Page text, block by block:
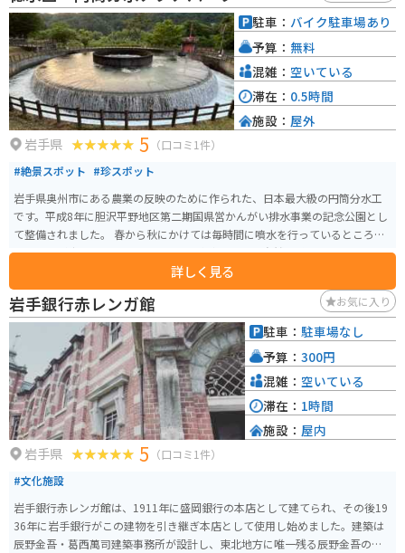
としても最適です。駐車場も広く、トイレも完備されているので、安心して
休むことができます。周辺には、岩手県屈指の景勝地である猊鼻渓や、歴史
を感じさせる平泉などの観光スポットも点在しており、ツーリングの拠点と
してもおすすめです。
岩手県 5 （口コミ1件）
#絶景スポット #珍スポット
岩手県奥州市にある農業の反映のために作られた、日本最大級の円筒分水工
です。平成8年に胆沢平野地区第二期国県営かんがい排水事業の記念公園とし
て整備されました。 春から秋にかけては毎時間に噴水を行っているところを
見ることが出来ます。近くには公園や水車もあり、自然の感じるにはもって
こいの場所です。トイレもあるので、休憩がてらに観光を楽しめるのでおす
すめです。
詳しく見る
駐車： バイク駐車場あり
予算： 無料
混雑： 空いている
滞在： 0.5時間
施設： 屋外
岩手銀行赤レンガ館 お気に入り
岩手県 5 （口コミ1件）
#文化施設
岩手銀行赤レンガ館は、1911年に盛岡銀行の本店として建てられ、その後19
36年に岩手銀行がこの建物を引き継ぎ本店として使用し始めました。建築は
辰野金吾・葛西萬司建築事務所が設計し、東北地方に唯一残る辰野金吾の設
駐車： 駐車場なし
予算： 300円
混雑： 空いている
滞在： 1時間
施設： 屋内